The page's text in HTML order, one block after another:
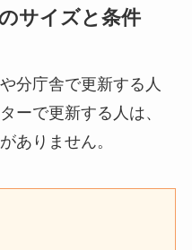
サイズと条件
分庁舎で更新する人
ーで更新する人は、
ありません。